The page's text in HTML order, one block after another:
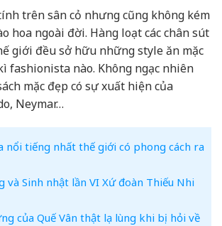
trên sân cỏ nhưng cũng không kém
hoa ngoài đời. Hàng loạt các chân sút
giới đều sở hữu những style ăn mặc
fashionista nào. Không ngạc nhiên
mặc đẹp có sự xuất hiện của
Neymar…
nổi tiếng nhất thế giới có phong cách ra
và Sinh nhật lần VI Xứ đoàn Thiếu Nhi
của Quế Vân thật lạ lùng khi bị hỏi về